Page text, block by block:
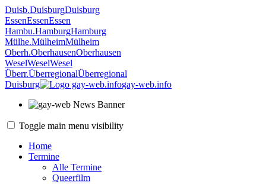
Duisb.DuisburgDuisburg
EssenEssenEssen
Hambu.HamburgHamburg
Mülhe.MülheimMülheim
Oberh.OberhausenOberhausen
WeselWeselWesel
Überr.ÜberregionalÜberregional
Duisburg
gay-web.info
Toggle main menu visibility
Home
Termine
Alle Termine
Queerfilm